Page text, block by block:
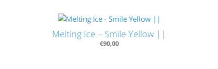
Melting Ice – Smile Yellow ||
€90,00